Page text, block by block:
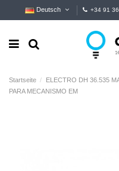
Deutsch +34 91
Startseite
ELECTRO DH 36.535
PARA MECANISMO EM